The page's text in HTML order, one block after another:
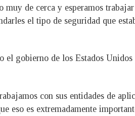
muy de cerca y esperamos
el tipo de seguridad que
el gobierno de los Estados Unidos
con sus entidades de
eso es extremadamente